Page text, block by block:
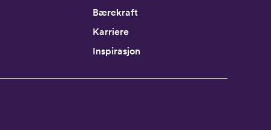
Bærekraft
Karriere
Inspirasjon